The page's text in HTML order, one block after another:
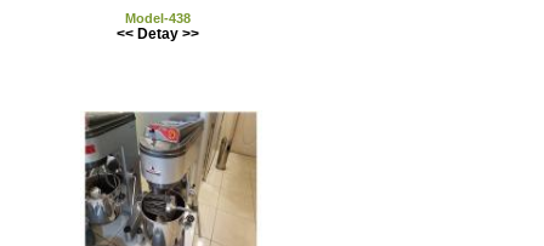
Model-438
<< Detay >>